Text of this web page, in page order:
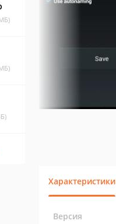
Характеристики
Версия